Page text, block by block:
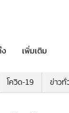
เพิ่มเติม
โควิด-19 ข่าวทั่